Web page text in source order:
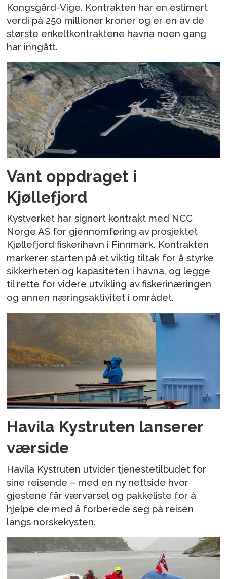
Kongsgård-Vige. Kontrakten har en estimert
verdi på 250 millioner kroner og er en av de
største enkeltkontraktene havna noen gang
har inngått.
Vant oppdraget i
Kjøllefjord
Kystverket har signert kontrakt med NCC
Norge AS for gjennomføring av prosjektet
Kjøllefjord fiskerihavn i Finnmark. Kontrakten
markerer starten på et viktig tiltak for å styrke
sikkerheten og kapasiteten i havna, og legge
til rette for videre utvikling av fiskerinæringen
og annen næringsaktivitet i området.
Havila Kystruten lanserer
værside
Havila Kystruten utvider tjenestetilbudet for
sine reisende – med en ny nettside hvor
gjestene får værvarsel og pakkeliste for å
hjelpe de med å forberede seg på reisen
langs norskekysten.